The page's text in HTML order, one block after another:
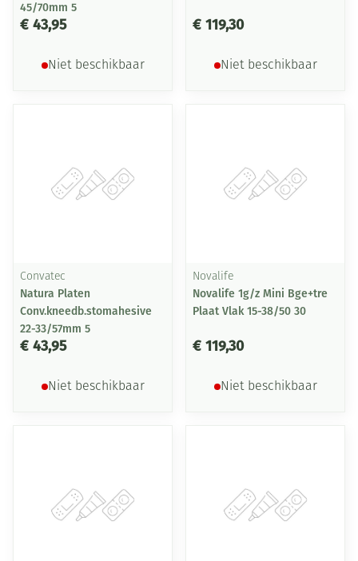
45/70mm 5
€ 43,95
Niet beschikbaar
€ 119,30
Niet beschikbaar
Convatec
Natura Platen
Conv.kneedb.stomahesive
22-33/57mm 5
€ 43,95
Niet beschikbaar
Novalife
Novalife 1g/z Mini Bge+tre
Plaat Vlak 15-38/50 30
€ 119,30
Niet beschikbaar